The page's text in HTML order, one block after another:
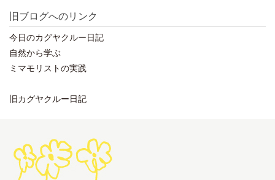
旧ブログへのリンク
今日のカグヤクルー日記
自然から学ぶ
ミマモリストの実践
旧カグヤクルー日記